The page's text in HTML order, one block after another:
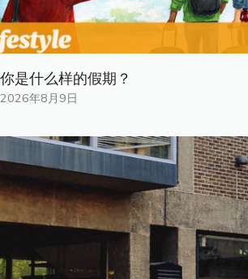
你是什​​么样的假期？
2026年8月9日